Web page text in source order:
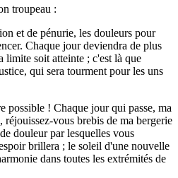
troupeau :
et de pénurie, les douleurs pour
Chaque jour deviendra de plus
limite soit atteinte ; c'est là que
qui sera tourment pour les uns
possible ! Chaque jour qui passe, ma
réjouissez-vous brebis de ma bergerie
douleur par lesquelles vous
brillera ; le soleil d'une nouvelle
dans toutes les extrémités de